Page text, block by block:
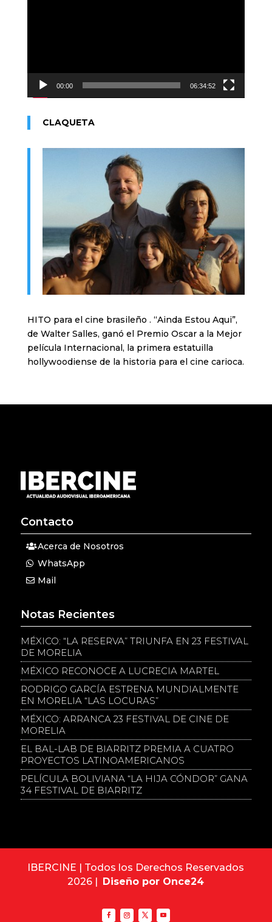
00:00 06:34:52
CLAQUETA
HITO para el cine brasileño . “Ainda Estou Aqui”,
de Walter Salles, ganó el Premio Oscar a la Mejor
película Internacional, la primera estatuilla
hollywoodiense de la historia para el cine carioca.
Contacto
Acerca de Nosotros
WhatsApp
Mail
Notas Recientes
MÉXICO: “LA RESERVA” TRIUNFA EN 23 FESTIVAL
DE MORELIA
MÉXICO RECONOCE A LUCRECIA MARTEL
RODRIGO GARCÍA ESTRENA MUNDIALMENTE
EN MORELIA “LAS LOCURAS”
MÉXICO: ARRANCA 23 FESTIVAL DE CINE DE
MORELIA
EL BAL-LAB DE BIARRITZ PREMIA A CUATRO
PROYECTOS LATINOAMERICANOS
PELÍCULA BOLIVIANA “LA HIJA CÓNDOR” GANA
34 FESTIVAL DE BIARRITZ
IBERCINE | Todos los Derechos Reservados
2026 | Diseño por Once24